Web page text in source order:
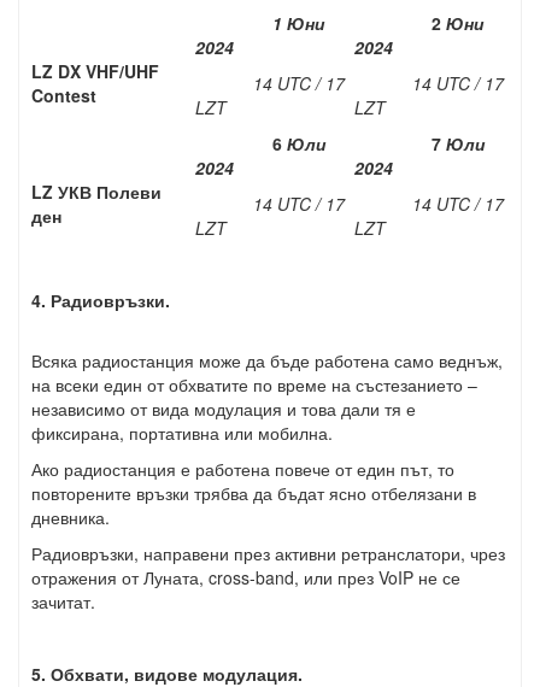
LZ DX VHF/UHF
Contest
1 Юни
2024
14 UTC/ 17
LZT
2 Юни
2024
14 UTC/ 17
LZT
LZ УКВ Полеви
ден
6 Юли
2024
14 UTC/ 17
LZT
7 Юли
2024
14 UTC/ 17
LZT
4. Радиовръзки.
Всяка радиостанция може да бъде работена само веднъж,
на всеки един от обхватите по време на състезанието –
независимо от вида модулация и това дали тя е
фиксирана, портативна или мобилна.
Ако радиостанция е работена повече от един път, то
повторените връзки трябва да бъдат ясно отбелязани в
дневника.
Радиовръзки, направени през активни ретранслатори, чрез
отражения от Луната, cross-band, или през VoIP не се
зачитат.
5. Обхвати, видове модулация.